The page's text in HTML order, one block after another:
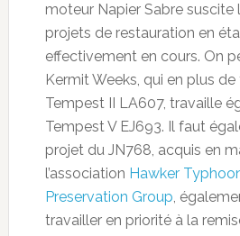
moteur Napier Sabre suscite
projets de restauration en
effectivement en cours. On
Kermit Weeks, qui en plus
Tempest II LA607, travaille
Tempest V EJ693. Il faut
projet du JN768, acquis en
l’association Hawker
Preservation Group,
travailler en priorité à la